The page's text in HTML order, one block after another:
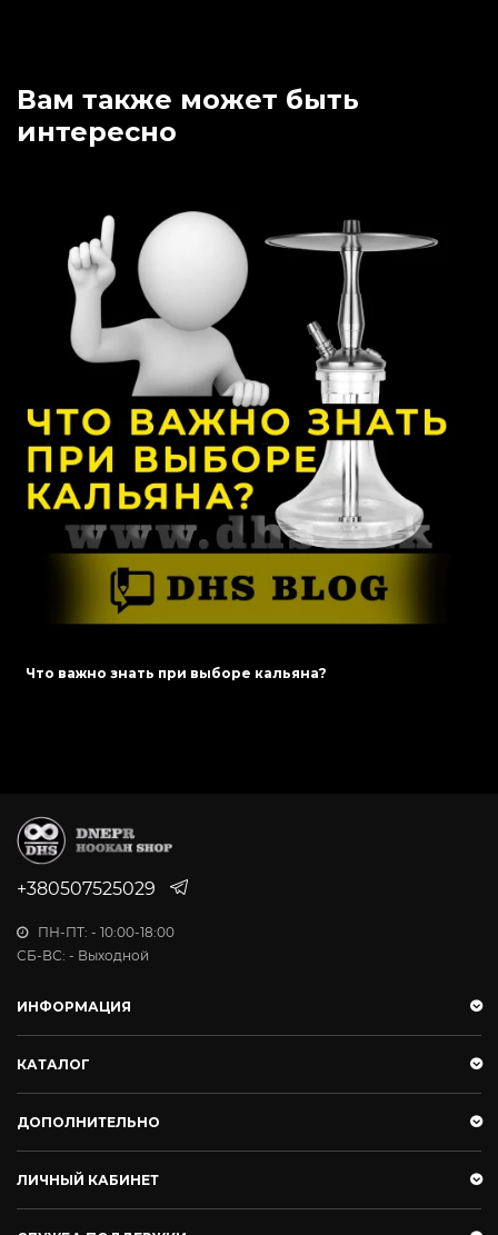
Вам также может быть
интересно
Что делать, если горчит кальян?
+380507525029
ПН-ПТ: - 10:00-18:00
СБ-ВС: - Выходной
ИНФОРМАЦИЯ
КАТАЛОГ
ДОПОЛНИТЕЛЬНО
ЛИЧНЫЙ КАБИНЕТ